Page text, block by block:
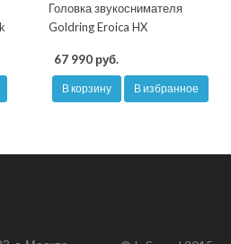
Головка звукоснимателя
Goldring Eroica HX
67 990 руб.
В корзину В избранное